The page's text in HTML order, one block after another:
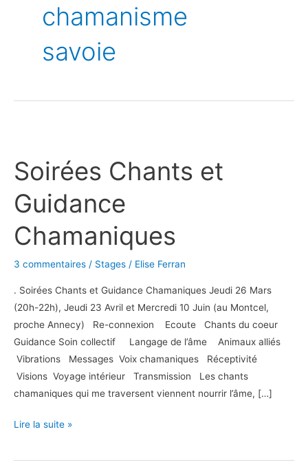
chamanisme
savoie
Soirées Chants et
Guidance
Chamaniques
3 commentaires / Stages / Elise Ferran
. Soirées Chants et Guidance Chamaniques Jeudi 26 Mars
(20h-22h), Jeudi 23 Avril et Mercredi 10 Juin (au Montcel,
proche Annecy) Re-connexion Ecoute Chants du coeur
Guidance Soin collectif Langage de l’âme Animaux alliés
Vibrations Messages Voix chamaniques Réceptivité
Visions Voyage intérieur Transmission Les chants
chamaniques qui me traversent viennent nourrir l’âme, […]
et
Guidance
Chamaniques
Lire la suite »